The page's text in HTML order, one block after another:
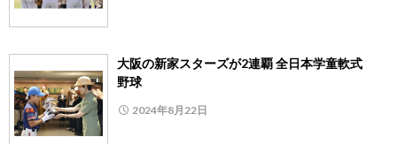
大阪の新家スターズが2連覇 全日本学童軟式
野球
2024年8月22日